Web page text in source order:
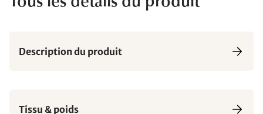
Description du produit
Tissu & poids